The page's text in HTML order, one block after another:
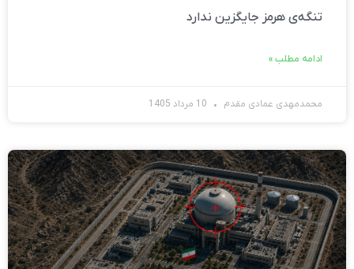
تنگه‌ی هرمز جایگزین ندارد
ادامه مطلب »
محمدمهدی عمادی مقدم